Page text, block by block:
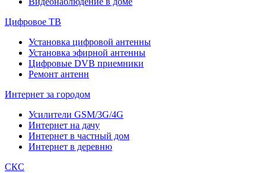
Цифровое ТВ
Установка цифровой антенны
Установка эфирной антенны
Цифровые DVB приемники
Ремонт антенн
Интернет за городом
Усилители GSM/3G/4G
Интернет на дачу
Интернет в частный дом
Интернет в деревню
СКС